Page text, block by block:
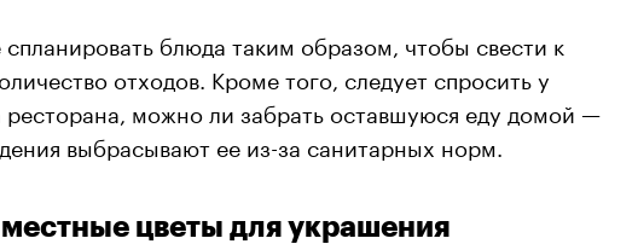
блюда таким образом, чтобы свести к
отходов. Кроме того, следует спросить у
ресторана, можно ли забрать оставшуюся еду домой —
выбрасывают ее из-за санитарных норм.
цветы для украшения